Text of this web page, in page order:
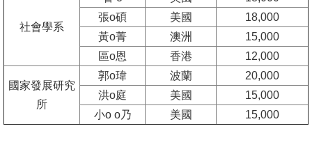
文
心
&
社會學系
張o碩
美國
18,000
黃o菁
澳洲
15,000
區o恩
香港 12,000
國家發展研究
所
郭o瑋 波蘭
20,000
洪o庭
美國
15,000
小o o乃
美國 15,000